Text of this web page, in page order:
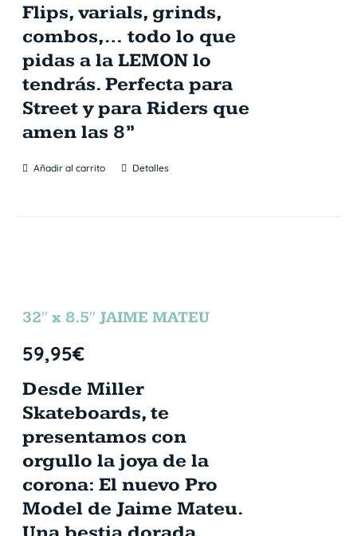
Flips, varials, grinds,
combos,… todo lo que
pidas a la LEMON lo
tendrás. Perfecta para
Street y para Riders que
amen las 8”
Añadir al carrito Detalles
32″ x 8.5″ JAIME MATEU
59,95€
Desde Miller
Skateboards, te
presentamos con
orgullo la joya de la
corona: El nuevo Pro
Model de Jaime Mateu.